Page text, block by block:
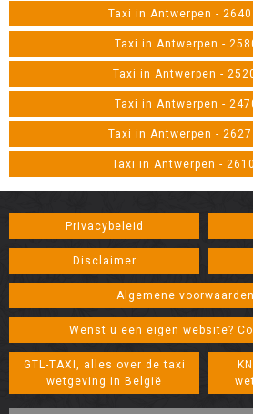
Taxi in Antwerpen -
Taxi in Antwerpen -
Taxi in Antwerpen -
Taxi in Antwerpen -
Taxi in Antwerpen -
Taxi in Antwerpen -
Privacybeleid
Disclaimer
Algemene
Wenst u een eigen website?
GTL-TAXI, alles over de taxi
wetgeving in België